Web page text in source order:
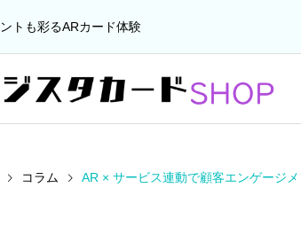
トも彩るARカード体験
コラム AR × サービス連動で顧客エンゲージ